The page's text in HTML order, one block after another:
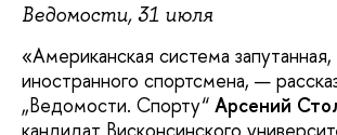
Ведомости, 31 июля
«Американская система
иностранного спортсмена, —
„Ведомости. Спорту“ Арсений